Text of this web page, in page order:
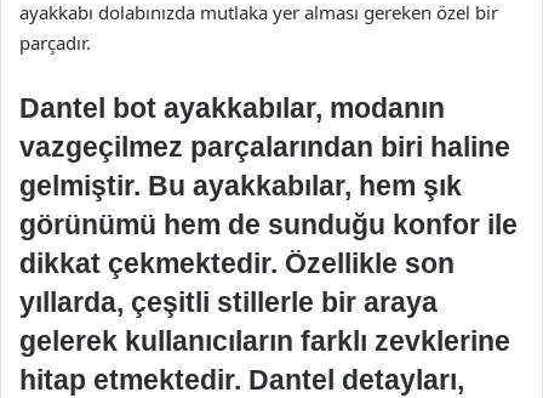
ayakkabı dolabınızda mutlaka yer alması gereken özel bir
parçadır.
Dantel bot ayakkabılar, modanın
vazgeçilmez parçalarından biri haline
gelmiştir. Bu ayakkabılar, hem şık
görünümü hem de sunduğu konfor ile
dikkat çekmektedir. Özellikle son
yıllarda, çeşitli stillerle bir araya
gelerek kullanıcıların farklı zevklerine
hitap etmektedir. Dantel detayları,